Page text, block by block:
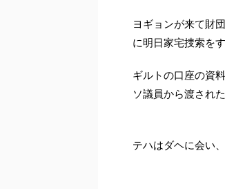
ヨギョンが来て財
に明日家宅捜索をす
ギルトの口座の資
ソ議員から渡され
テハはダヘに会い